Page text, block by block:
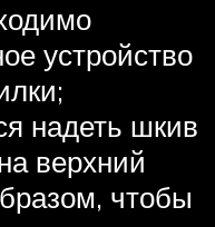
устройство
надеть шкив
верхний
чтобы